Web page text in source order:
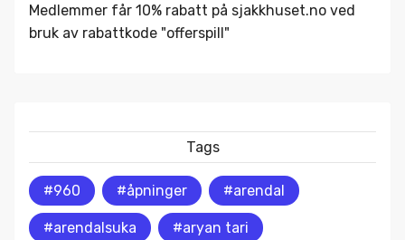
Medlemmer får 10% rabatt på sjakkhuset.no ved
bruk av rabattkode "offerspill"
Tags
#960 #åpninger #arendal
#arendalsuka #aryan tari